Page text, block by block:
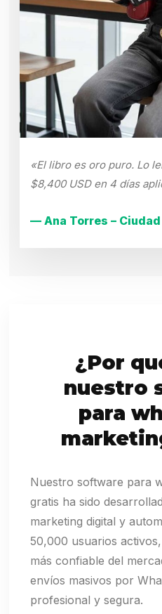
«El libro es oro puro. Lo
$8,400 USD en 4 días
— Ana Torres –
¿Por
nuestro
para
Nuestro software para
gratis ha sido
marketing digital y
50,000 usuarios
más confiable del
envíos masivos por
profesional y segura.